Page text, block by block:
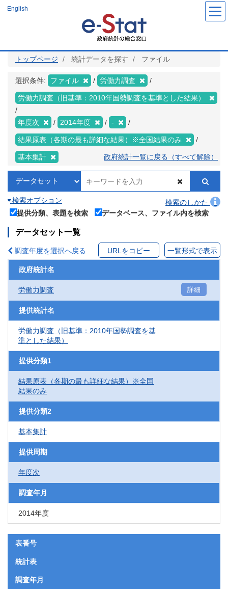
ツ
English
トップページ 統計データを探す ファイル
選択条件: ファイル 労働力調査
労働力調査（旧基準：2010年国勢調査を基準とした結果）
年度次 2014年度 -
結果原表（各期の最も詳細な結果）※全国結果のみ
基本集計 政府統計一覧に戻る（すべて解除）
検索オプション
検索のしかた
提供分類、表題を検索
データベース、ファイル内を検索
データセット一覧
調査年度を選択へ戻る URLをコピー 一覧形式で表示
政府統計名
労働力調査 詳細
提供統計名
労働力調査（旧基準：2010年国勢調査を基
準とした結果）
提供分類1
結果原表（各期の最も詳細な結果）※全国
結果のみ
提供分類2
基本集計
提供周期
年度次
調査年月
2014年度
表番号
統計表
調査年月